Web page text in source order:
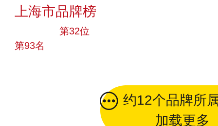
上海市品牌榜
第32位
第93名
约12个品牌所
加载更多